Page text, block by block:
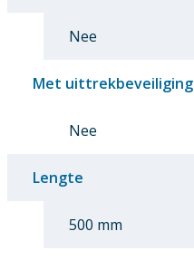
Nee
Met uittrekbeveiliging
Nee
Lengte
500 mm